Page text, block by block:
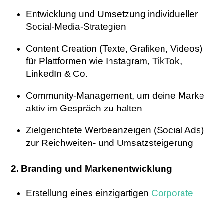
Entwicklung und Umsetzung individueller
Social-Media-Strategien
Content Creation (Texte, Grafiken, Videos)
für Plattformen wie Instagram, TikTok,
LinkedIn & Co.
Community-Management, um deine Marke
aktiv im Gespräch zu halten
Zielgerichtete Werbeanzeigen (Social Ads)
zur Reichweiten- und Umsatzsteigerung
2. Branding und Markenentwicklung
Erstellung eines einzigartigen Corporate